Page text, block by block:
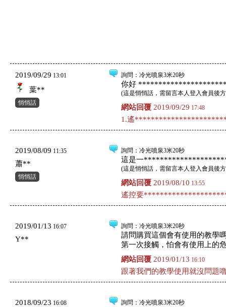
2019/09/29 13:01
葉**
悄悄話
詢問 ：冷光噴泉3米20秒
你好
(這是悄悄話，需留言本人登入會員後
網站回覆 2019/09/29 17:48
1.遙
2019/08/09 11:35
蕭**
悄悄話
詢問 ：冷光噴泉3米20秒
這是一
(這是悄悄話，需留言本人登入會員後
網站回覆 2019/08/10 13:55
遙控要
2019/01/13 16:07
Y**
詢問 ：冷光噴泉3米20秒
請問購買這個會有使用的教學
第一次接觸，怕會有使用上的
網站回覆 2019/01/13 16:10
跟著我們的教學使用就沒問題
2018/09/23 16:08 詢問 ：冷光噴泉3米20秒